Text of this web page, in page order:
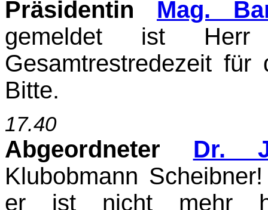
Präsidentin Mag.
gemeldet ist Herr
Gesamtrestredezeit
Bitte.
17.40
Abgeordneter Dr.
Klubobmann
er ist nicht mehr